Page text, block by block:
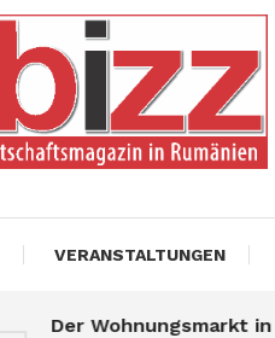
VERANSTALTUNGEN
Der Wohnungsmarkt in